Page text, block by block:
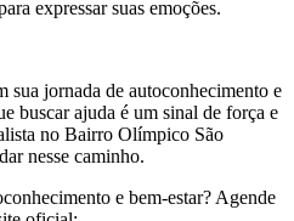
expressar suas emoções.
sua jornada de autoconhecimento e
buscar ajuda é um sinal de força e
no Bairro Olímpico São
nesse caminho.
e bem-estar? Agende